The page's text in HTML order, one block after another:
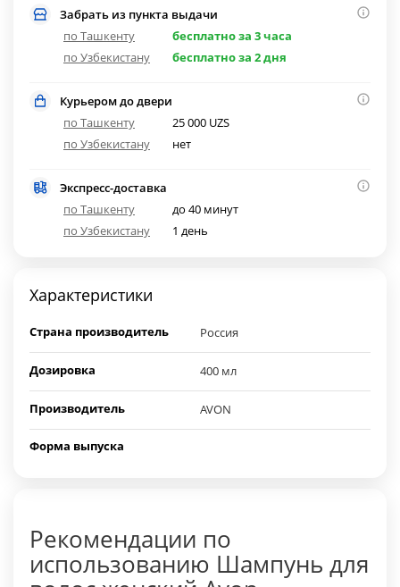
Забрать из пункта выдачи
по Ташкенту
бесплатно за 3 часа
по Узбекистану
бесплатно за 2 дня
Курьером до двери
по Ташкенту
25 000 UZS
по Узбекистану
нет
Экспресс-доставка
по Ташкенту
до 40 минут
по Узбекистану
1 день
Характеристики
Страна производитель Россия
Дозировка 400 мл
Производитель AVON
Форма выпуска
Рекомендации по
использованию Шампунь для